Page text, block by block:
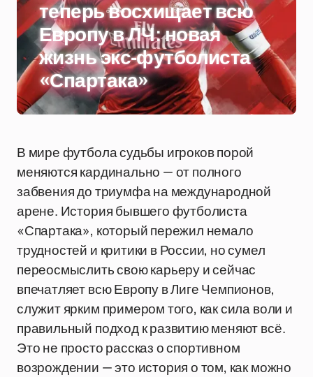
теперь восхищает всю
Европу в ЛЧ: новая
жизнь экс-футболиста
«Спартака»
В мире футбола судьбы игроков порой
меняются кардинально — от полного
забвения до триумфа на международной
арене. История бывшего футболиста
«Спартака», который пережил немало
трудностей и критики в России, но сумел
переосмыслить свою карьеру и сейчас
впечатляет всю Европу в Лиге Чемпионов,
служит ярким примером того, как сила воли и
правильный подход к развитию меняют всё.
Это не просто рассказ о спортивном
возрождении — это история о том, как можно